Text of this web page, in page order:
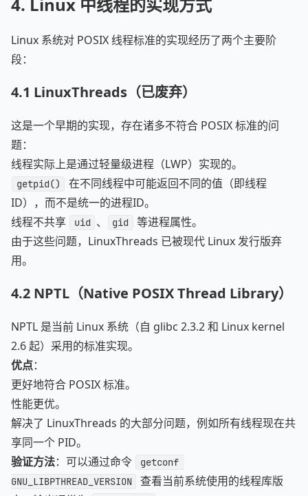
Linux 系统对 POSIX 线程标准的实现经历了两个主要阶
段：
4.1 LinuxThreads（已废弃）
这是一个早期的实现，存在诸多不符合 POSIX 标准的问
题：
线程实际上是通过轻量级进程（LWP）实现的。
getpid()
在不同线程中可能返回不同的值（即线程
ID），而不是统一的进程ID。
线程不共享
uid 、 gid
等进程属性。
由于这些问题，LinuxThreads 已被现代 Linux 发行版弃
用。
4.2 NPTL（Native POSIX Thread Library）
NPTL 是当前 Linux 系统（自 glibc 2.3.2 和 Linux kernel
2.6 起）采用的标准实现。
优点：
更好地符合 POSIX 标准。
性能更优。
解决了 LinuxThreads 的大部分问题，例如所有线程现在共
享同一个 PID。
验证方法：可以通过命令
getconf
GNU_LIBPTHREAD_VERSION
查看当前系统使用的线程库版